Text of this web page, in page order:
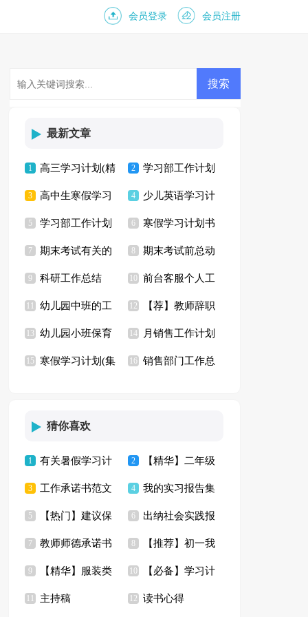
会员登录 会员注册
最新文章
1 高三学习计划(精
选15篇)
2 学习部工作计划
15篇
3 高中生寒假学习
计划
4 少儿英语学习计
划
5 学习部工作计划
合集15篇
6 寒假学习计划书
7 期末考试有关的
演讲稿
8 期末考试前总动
员演讲稿
9 科研工作总结 10 前台客服个人工
作计划
幼儿园中班的工
作总结
12 【荐】教师辞职
信
13 幼儿园小班保育
员工作总结
14 月销售工作计划
(15篇)
15 寒假学习计划(集 16 销售部门工作总
猜你喜欢
1 有关暑假学习计
划模板集锦五篇
2 【精华】二年级
五一作文合集9篇
3 工作承诺书范文
集锦九篇
4 我的实习报告集
合十篇
5 【热门】建议保
护环境的建议书四篇
6 出纳社会实践报
告
7 教师师德承诺书
模板锦集9篇
8 【推荐】初一我
的同学作文汇总七篇
9 【精华】服装类
实习报告四篇
10 【必备】学习计
划范文合集5篇
主持稿 12 读书心得